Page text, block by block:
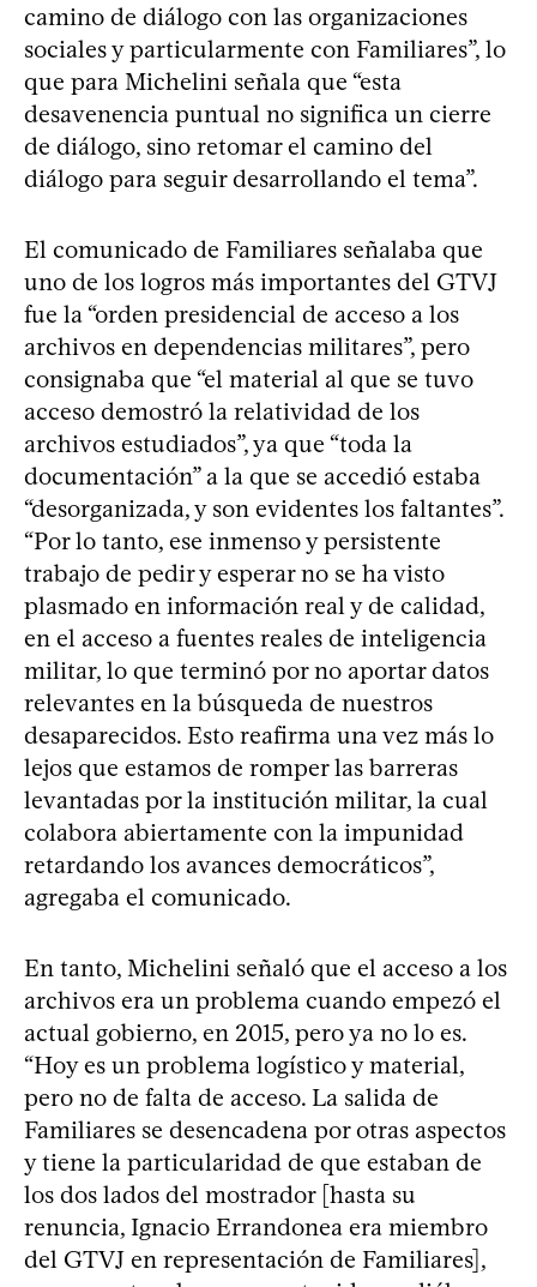
camino de diálogo con las organizaciones
sociales y particularmente con Familiares”, lo
que para Michelini señala que “esta
desavenencia puntual no significa un cierre
de diálogo, sino retomar el camino del
diálogo para seguir desarrollando el tema”.
El comunicado de Familiares señalaba que
uno de los logros más importantes del GTVJ
fue la “orden presidencial de acceso a los
archivos en dependencias militares”, pero
consignaba que “el material al que se tuvo
acceso demostró la relatividad de los
archivos estudiados”, ya que “toda la
documentación” a la que se accedió estaba
“desorganizada, y son evidentes los faltantes”.
“Por lo tanto, ese inmenso y persistente
trabajo de pedir y esperar no se ha visto
plasmado en información real y de calidad,
en el acceso a fuentes reales de inteligencia
militar, lo que terminó por no aportar datos
relevantes en la búsqueda de nuestros
desaparecidos. Esto reafirma una vez más lo
lejos que estamos de romper las barreras
levantadas por la institución militar, la cual
colabora abiertamente con la impunidad
retardando los avances democráticos”,
agregaba el comunicado.
En tanto, Michelini señaló que el acceso a los
archivos era un problema cuando empezó el
actual gobierno, en 2015, pero ya no lo es.
“Hoy es un problema logístico y material,
pero no de falta de acceso. La salida de
Familiares se desencadena por otras aspectos
y tiene la particularidad de que estaban de
los dos lados del mostrador [hasta su
renuncia, Ignacio Errandonea era miembro
del GTVJ en representación de Familiares],